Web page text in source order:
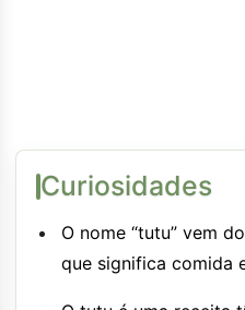
Curiosidades
O nome “tutu” vem
que significa comida